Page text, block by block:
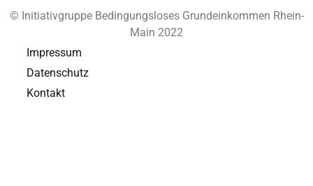
© Initiativgruppe Bedingungsloses Grundeinkommen Rhein-
Main 2022
Impressum
Datenschutz
Kontakt